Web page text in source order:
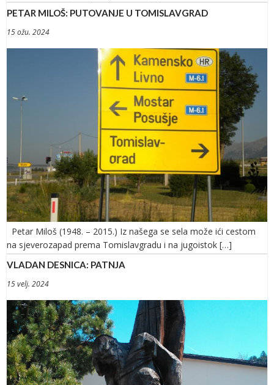
PETAR MILOŠ: PUTOVANJE U TOMISLAVGRAD
15 ožu. 2024
Petar Miloš (1948. – 2015.) Iz našega se sela može ići cestom
na sjeverozapad prema Tomislavgradu i na jugoistok […]
VLADAN DESNICA: PATNJA
15 velj. 2024